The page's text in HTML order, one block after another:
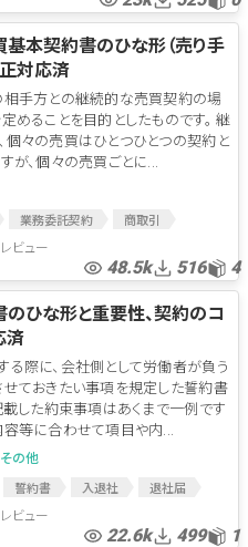
基本契約書のひな形（売り手
対応済
相手方との継続的な売買契約の場
めることを目的としたものです。 継
々の売買はひとつひとつの契約と
が、個々の売買ごとに...
業務委託契約
商取引
委託
ビュー
48.5k 516 4
のひな形と重要性、契約のコ
済
際に、会社側として労働者が負う
ておきたい事項を規定した誓約書
載した約束事項はあくまで一例です
容等に合わせて項目や内...
その他
誓約書 入退社
退社届
き
ビュー
22.6k 499 1